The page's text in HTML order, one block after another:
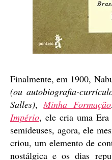
Finalmente, em 1900,
(ou autobiografia-
Salles),Minha Formação
Império, ele cria uma
semideuses, agora, ele
criou, um elemento de
nostálgica e os dias